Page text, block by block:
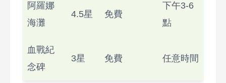
阿羅娜
海灘
4.5星 免費
下午3-6
點
血戰紀
念碑
3星 免費 任意時間